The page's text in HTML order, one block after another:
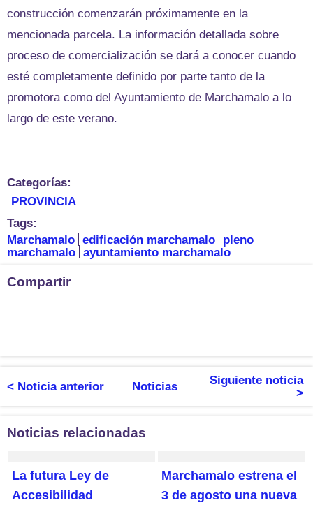
construcción comenzarán próximamente en la
mencionada parcela. La información detallada sobre
proceso de comercialización se dará a conocer cuando
esté completamente definido por parte tanto de la
promotora como del Ayuntamiento de Marchamalo a lo
largo de este verano.
Categorías:
PROVINCIA
Tags:
Marchamalo edificación marchamalo
pleno
marchamalo ayuntamiento marchamalo
Compartir
< Noticia anterior Noticias
Siguiente noticia
>
Noticias relacionadas
La futura Ley de
Accesibilidad
Marchamalo estrena el
3 de agosto una nueva